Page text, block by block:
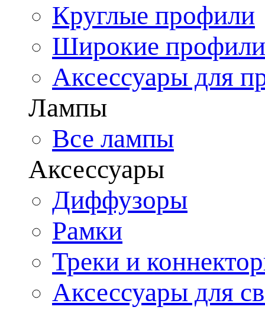
Круглые профили
Широкие профили
Аксессуары для
Лампы
Все лампы
Аксессуары
Диффузоры
Рамки
Треки и
Аксессуары для